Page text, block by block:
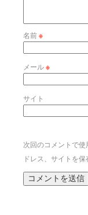
名前※
メール※
サイト
次回のコメントで
ドレス、サイトを保